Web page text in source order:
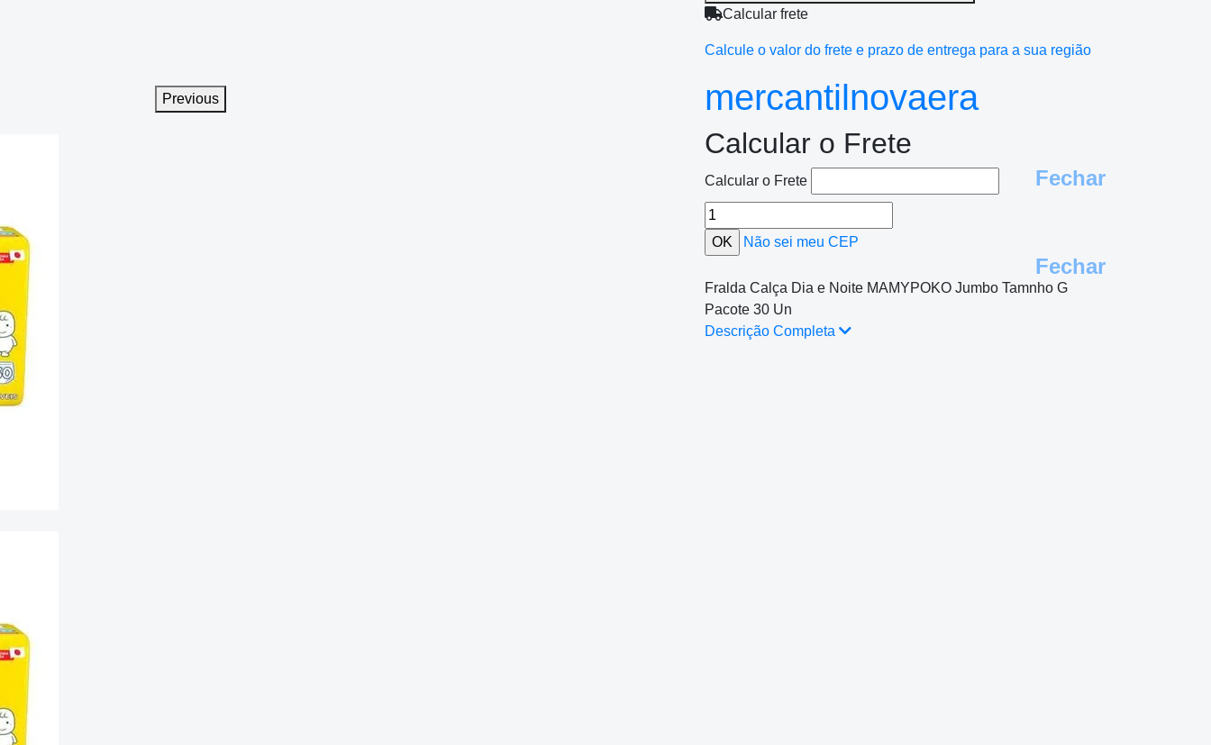
Previous
Calcular frete
Calcule o valor do frete e prazo de entrega para a sua região
mercantilnovaera
Calcular o Frete
Fechar
Calcular o Frete
Não sei meu CEP
Fechar
Fralda Calça Dia e Noite MAMYPOKO Jumbo Tamnho G
Pacote 30 Un
Descrição Completa